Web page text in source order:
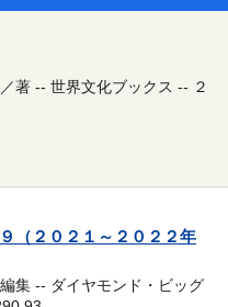
著 -- 世界文化ブックス -- ２
（２０２１～２０２２年
集 -- ダイヤモンド・ビッグ